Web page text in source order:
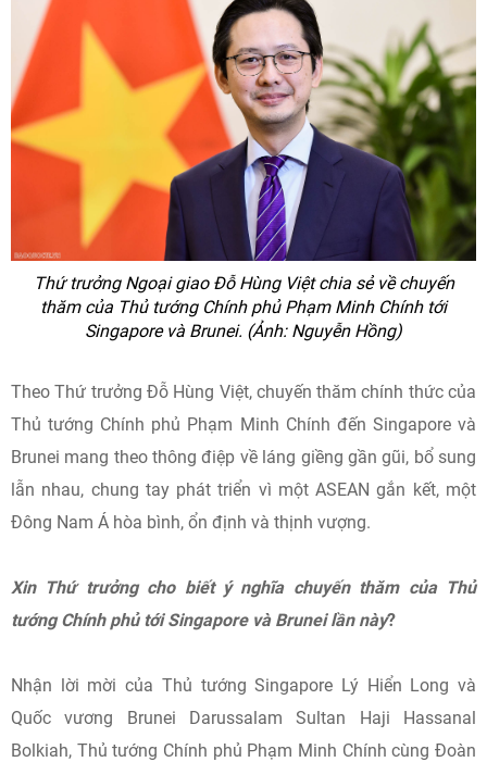
Thứ trưởng Ngoại giao Đỗ Hùng Việt chia sẻ về chuyến
thăm của Thủ tướng Chính phủ Phạm Minh Chính tới
Singapore và Brunei. (Ảnh: Nguyễn Hồng)
Theo Thứ trưởng Đỗ Hùng Việt, chuyến thăm chính thức của
Thủ tướng Chính phủ Phạm Minh Chính đến Singapore và
Brunei mang theo thông điệp về láng giềng gần gũi, bổ sung
lẫn nhau, chung tay phát triển vì một ASEAN gắn kết, một
Đông Nam Á hòa bình, ổn định và thịnh vượng.
Xin Thứ trưởng cho biết ý nghĩa chuyến thăm của Thủ
tướng Chính phủ tới Singapore và Brunei lần này?
Nhận lời mời của Thủ tướng Singapore Lý Hiển Long và
Quốc vương Brunei Darussalam Sultan Haji Hassanal
Bolkiah, Thủ tướng Chính phủ Phạm Minh Chính cùng Đoàn